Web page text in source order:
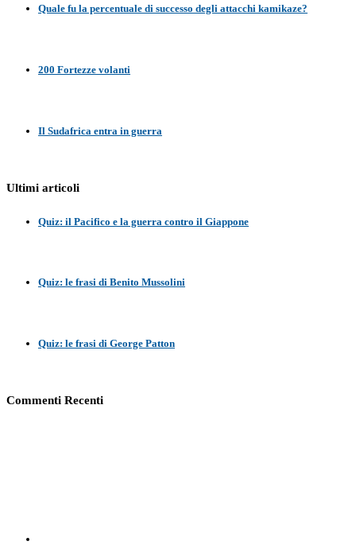
Quale fu la percentuale di successo degli attacchi kamikaze?
200 Fortezze volanti
Il Sudafrica entra in guerra
Ultimi articoli
Quiz: il Pacifico e la guerra contro il Giappone
Quiz: le frasi di Benito Mussolini
Quiz: le frasi di George Patton
Commenti Recenti